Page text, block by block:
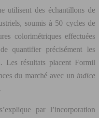
utilisent des échantillons de
soumis à 50 cycles de
colorimétriques effectuées
quantifier précisément les
Les résultats placent Formil
du marché avec un indice
par l’incorporation